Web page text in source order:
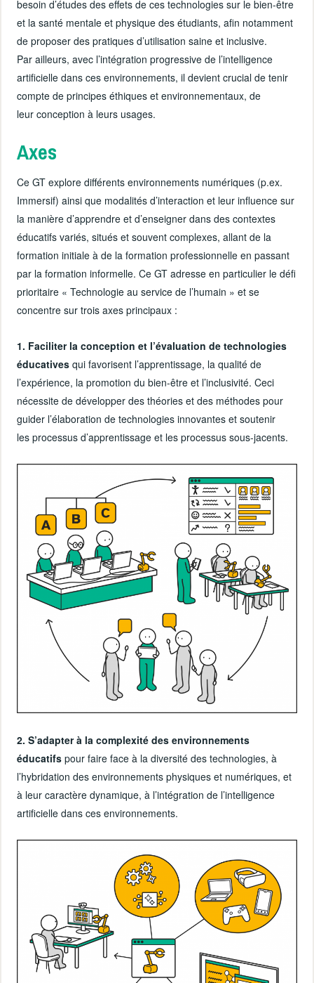
besoin d’études des effets de ces technologies sur le bien-être
et la santé mentale et physique des étudiants, afin notamment
de proposer des pratiques d’utilisation saine et inclusive.
Par ailleurs, avec l’intégration progressive de l’intelligence
artificielle dans ces environnements, il devient crucial de tenir
compte de principes éthiques et environnementaux, de
leur conception à leurs usages.
Axes
Ce GT explore différents environnements numériques (p.ex.
Immersif) ainsi que modalités d’interaction et leur influence sur
la manière d’apprendre et d’enseigner dans des contextes
éducatifs variés, situés et souvent complexes, allant de la
formation initiale à de la formation professionnelle en passant
par la formation informelle. Ce GT adresse en particulier le défi
prioritaire « Technologie au service de l’humain » et se
concentre sur trois axes principaux :
1. Faciliter la conception et l’évaluation de technologies
éducatives qui favorisent l’apprentissage, la qualité de
l’expérience, la promotion du bien-être et l’inclusivité. Ceci
nécessite de développer des théories et des méthodes pour
guider l’élaboration de technologies innovantes et soutenir
les processus d’apprentissage et les processus sous-jacents.
2. S’adapter à la complexité des environnements
éducatifs pour faire face à la diversité des technologies, à
l’hybridation des environnements physiques et numériques, et
à leur caractère dynamique, à l’intégration de l’intelligence
artificielle dans ces environnements.